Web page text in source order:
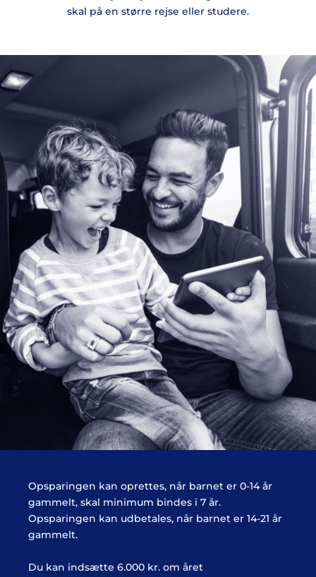
skal på en større rejse eller studere.
Opsparingen kan oprettes, når barnet er 0-14 år
gammelt, skal minimum bindes i 7 år.
Opsparingen kan udbetales, når barnet er 14-21 år
gammelt.
Du kan indsætte 6.000 kr. om året